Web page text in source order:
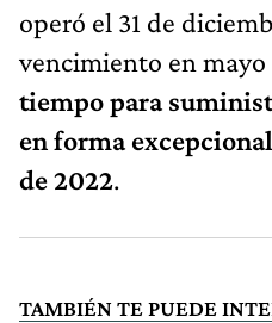
operó el 31 de
vencimiento en mayo
tiempo para
en forma
de 2022.
TAMBIÉN TE PUEDE